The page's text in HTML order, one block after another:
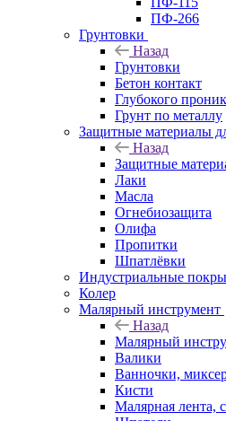
ПФ-266
Грунтовки
Назад
Грунтовки
Бетон контакт
Глубокого
Грунт по металлу
Защитные материалы
Назад
Защитные
Лаки
Масла
Огнебиозащита
Олифа
Пропитки
Шпатлёвки
Индустриальные
Колер
Малярный инструмент
Назад
Малярный
Валики
Ванночки,
Кисти
Малярная лента,